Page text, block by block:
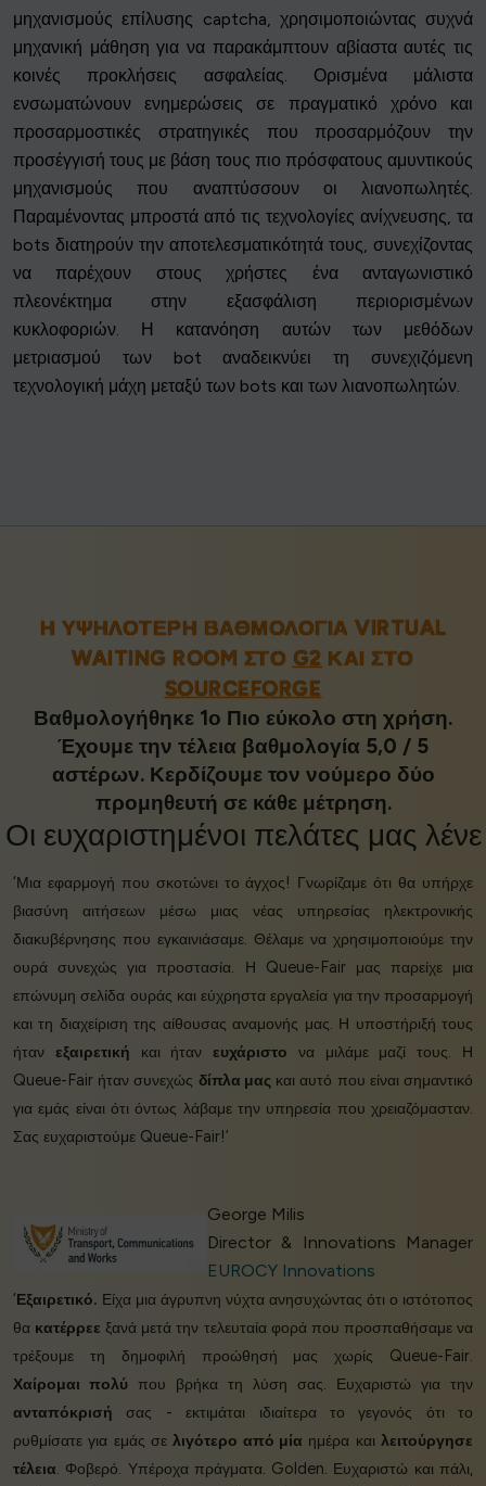
μηχανισμούς επίλυσης captcha, χρησιμοποιώντας συχνά
μηχανική μάθηση για να παρακάμπτουν αβίαστα αυτές τις
κοινές προκλήσεις ασφαλείας. Ορισμένα μάλιστα
ενσωματώνουν ενημερώσεις σε πραγματικό χρόνο και
προσαρμοστικές στρατηγικές που προσαρμόζουν την
προσέγγισή τους με βάση τους πιο πρόσφατους αμυντικούς
μηχανισμούς που αναπτύσσουν οι λιανοπωλητές.
Παραμένοντας μπροστά από τις τεχνολογίες ανίχνευσης, τα
bots διατηρούν την αποτελεσματικότητά τους, συνεχίζοντας
να παρέχουν στους χρήστες ένα ανταγωνιστικό
πλεονέκτημα στην εξασφάλιση περιορισμένων
κυκλοφοριών. Η κατανόηση αυτών των μεθόδων
μετριασμού των bot αναδεικνύει τη συνεχιζόμενη
τεχνολογική μάχη μεταξύ των bots και των λιανοπωλητών.
Η ΥΨΗΛΌΤΕΡΗ ΒΑΘΜΟΛΟΓΊΑ VIRTUAL
WAITING ROOM ΣΤΟ G2 ΚΑΙ ΣΤΟ
SOURCEFORGE
Βαθμολογήθηκε 1ο Πιο εύκολο στη χρήση.
Έχουμε την τέλεια βαθμολογία 5,0 / 5
αστέρων. Κερδίζουμε τον νούμερο δύο
προμηθευτή σε κάθε μέτρηση.
Οι ευχαριστημένοι πελάτες μας λένε
‘Μια εφαρμογή που σκοτώνει το άγχος! Γνωρίζαμε ότι θα υπήρχε
βιασύνη αιτήσεων μέσω μιας νέας υπηρεσίας ηλεκτρονικής
διακυβέρνησης που εγκαινιάσαμε. Θέλαμε να χρησιμοποιούμε την
ουρά συνεχώς για προστασία. Η Queue-Fair μας παρείχε μια
επώνυμη σελίδα ουράς και εύχρηστα εργαλεία για την προσαρμογή
και τη διαχείριση της αίθουσας αναμονής μας. Η υποστήριξή τους
ήταν εξαιρετική και ήτανευχάριστο να μιλάμε μαζί τους. Η
Queue-Fair ήταν συνεχώς δίπλα μας και αυτό που είναι σημαντικό
για εμάς είναι ότι όντως λάβαμε την υπηρεσία που χρειαζόμασταν.
Σας ευχαριστούμε Queue-Fair!’
George Milis
Director & Innovations Manager
EUROCY Innovations
‘Εξαιρετικό. Είχα μια άγρυπνη νύχτα ανησυχώντας ότι ο ιστότοπος
θα κατέρρεε ξανά μετά την τελευταία φορά που προσπαθήσαμε να
τρέξουμε τη δημοφιλή προώθησή μας χωρίς Queue-Fair.
Χαίρομαι πολύ που βρήκα τη λύση σας. Ευχαριστώ για την
ανταπόκρισή σας - εκτιμάται ιδιαίτερα το γεγονός ότι το
ρυθμίσατε για εμάς σελιγότερο από μία ημέρα καιλειτούργησε
τέλεια. Φοβερό. Υπέροχα πράγματα. Golden. Ευχαριστώ και πάλι,